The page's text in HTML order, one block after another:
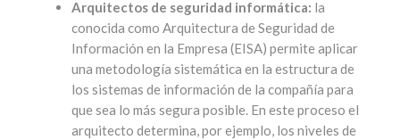
Arquitectos de seguridad informática: la
conocida como Arquitectura de Seguridad de
Información en la Empresa (EISA) permite aplicar
una metodología sistemática en la estructura de
los sistemas de información de la compañía para
que sea lo más segura posible. En este proceso el
arquitecto determina, por ejemplo, los niveles de